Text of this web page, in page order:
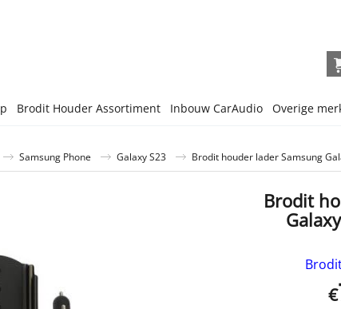
Brodit Houder Assortiment Inbouw CarAudio Overige
Samsung Phone Galaxy S23 Brodit houder lader Samsung
Brodit
€